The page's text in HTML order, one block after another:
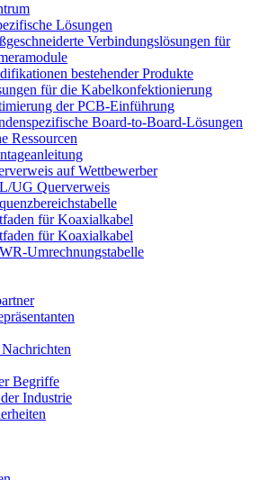
Lösungen
Verbindungslösungen für
bestehender Produkte
für die Kabelkonfektionierung
der PCB-Einführung
Board-to-Board-Lösungen
Ressourcen
auf Wettbewerber
UG Querverweis
für Koaxialkabel
für Koaxialkabel
Umrechnungstabelle
Begriffe
Industrie